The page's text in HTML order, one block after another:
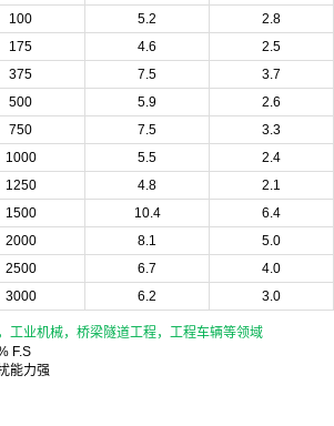
100 5.2
2.8
175
4.6
2.5
375
7.5
3.7
500
5.9
2.6
750
7.5
3.3
1000
5.5
2.4
1250
4.8
2.1
1500
10.4
6.4
2000
8.1
5.0
2500
6.7
4.0
3000
6.2 3.0
工业机械，桥梁隧道工程，工程车辆等领域
F.S
能力强